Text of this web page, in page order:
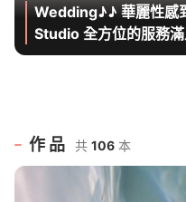
Wedding♪♪ 華麗性感
Studio 全方位的服務
作品 共 106 本